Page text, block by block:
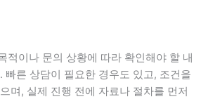
적이나 문의 상황에 따라 확인해야 할 내
빠른 상담이 필요한 경우도 있고, 조건을
며, 실제 진행 전에 자료나 절차를 먼저